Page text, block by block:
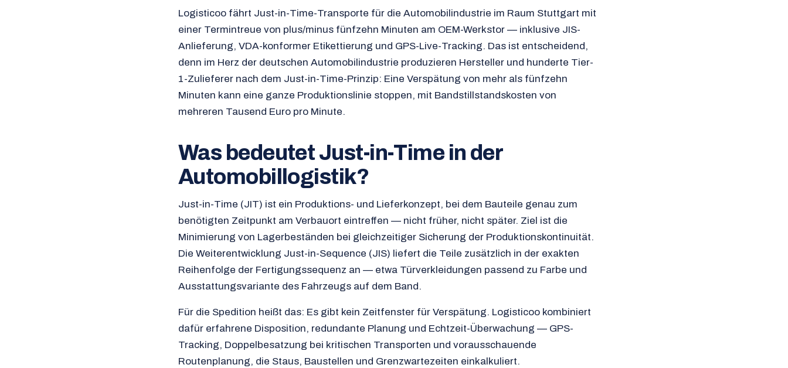
Logisticoo fährt Just-in-Time-Transporte für die Automobilindustrie im Raum Stuttgart mit
einer Termintreue von plus/minus fünfzehn Minuten am OEM-Werkstor — inklusive JIS-
Anlieferung, VDA-konformer Etikettierung und GPS-Live-Tracking. Das ist entscheidend,
denn im Herz der deutschen Automobilindustrie produzieren Hersteller und hunderte Tier-
1-Zulieferer nach dem Just-in-Time-Prinzip: Eine Verspätung von mehr als fünfzehn
Minuten kann eine ganze Produktionslinie stoppen, mit Bandstillstandskosten von
mehreren Tausend Euro pro Minute.
Was bedeutet Just-in-Time in der
Automobillogistik?
Just-in-Time (JIT) ist ein Produktions- und Lieferkonzept, bei dem Bauteile genau zum
benötigten Zeitpunkt am Verbauort eintreffen — nicht früher, nicht später. Ziel ist die
Minimierung von Lagerbeständen bei gleichzeitiger Sicherung der Produktionskontinuität.
Die Weiterentwicklung Just-in-Sequence (JIS) liefert die Teile zusätzlich in der exakten
Reihenfolge der Fertigungssequenz an — etwa Türverkleidungen passend zu Farbe und
Ausstattungsvariante des Fahrzeugs auf dem Band.
Für die Spedition heißt das: Es gibt kein Zeitfenster für Verspätung. Logisticoo kombiniert
dafür erfahrene Disposition, redundante Planung und Echtzeit-Überwachung — GPS-
Tracking, Doppelbesatzung bei kritischen Transporten und vorausschauende
Routenplanung, die Staus, Baustellen und Grenzwartezeiten einkalkuliert.